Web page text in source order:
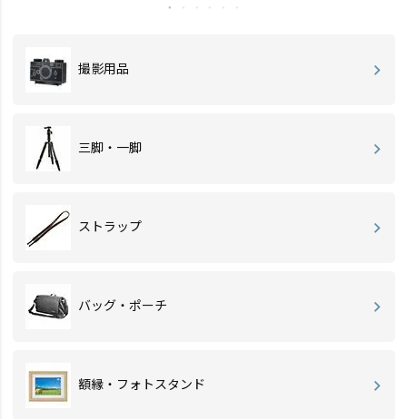
撮影用品
三脚・一脚
ストラップ
バッグ・ポーチ
額縁・フォトスタンド